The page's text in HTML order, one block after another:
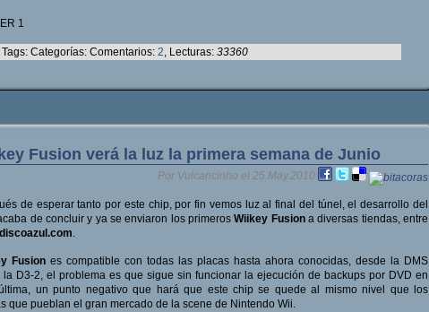
1
Tags: Categorías: Comentarios: 2, Lecturas: 33360
Fusion verá la luz la primera semana de Junio
Por Vulcancinho el 25.May.2010
de esperar tanto por este chip, por fin vemos luz al final del túnel, el desarrollo del
de concluir y ya se enviaron los primerosWiikey Fusiona diversas tiendas, entre
discoazul.com.
Fusion es compatible con todas las placas hasta ahora conocidas, desde la DMS
la D3-2, el problema es que sigue sin funcionar la ejecución de backups por DVD en
un punto negativo que hará que este chip se quede al mismo nivel que los
que pueblan el gran mercado de la scene de Nintendo Wii.